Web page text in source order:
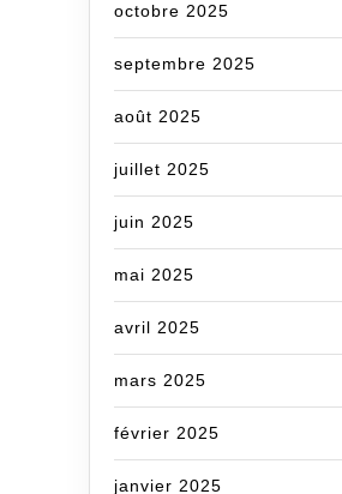
octobre 2025
septembre 2025
août 2025
juillet 2025
juin 2025
mai 2025
avril 2025
mars 2025
février 2025
janvier 2025